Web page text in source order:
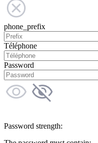
phone_prefix
Téléphone
Password
Password strength: